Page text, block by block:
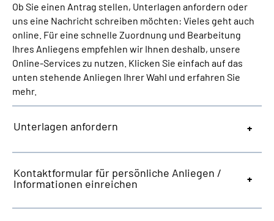
Inhalte in Gebärdensprache (DGS)
Leichte Sprache
Suche
Mein Kundenportal
Ob Sie einen Antrag stellen, Unterlagen anfordern oder
uns eine Nachricht schreiben möchten: Vieles geht auch
online. Für eine schnelle Zuordnung und Bearbeitung
Ihres Anliegens empfehlen wir Ihnen deshalb, unsere
Online-Services zu nutzen. Klicken Sie einfach auf das
unten stehende Anliegen Ihrer Wahl und erfahren Sie
mehr.
Unterlagen anfordern
Kontaktformular für persönliche Anliegen /
Informationen einreichen